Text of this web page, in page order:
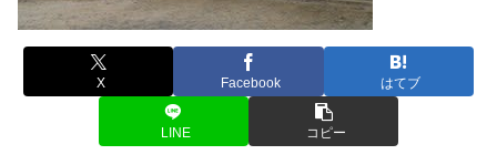
X Facebook はてブ
LINE コピー